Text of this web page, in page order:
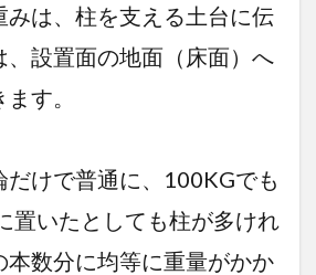
みは、柱を支える土台に伝
、設置面の地面（床面）へ
す。
だけで普通に、100KGでも
置いたとしても柱が多けれ
本数分に均等に重量がかか